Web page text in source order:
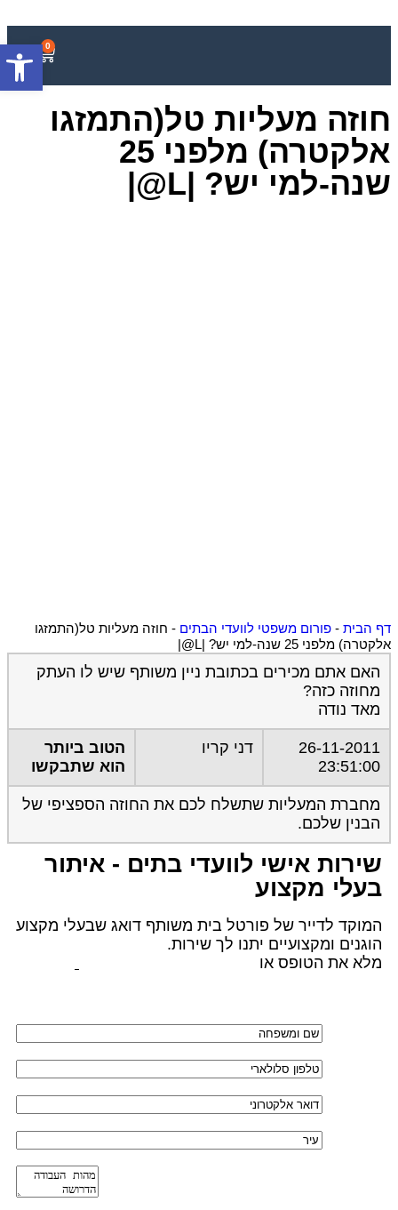
0
חוזה מעליות טל(התמזגו
אלקטרה) מלפני 25
שנה-למי יש? |L@|
דף הבית- פורום משפטי לוועדי הבתים- חוזה מעליות טל(התמזגו
אלקטרה) מלפני 25 שנה-למי יש? |L@|
האם אתם מכירים בכתובת ניין משותף שיש לו העתק
מחוזה כזה?
מאד נודה
26-11-2011
23:51:00
דני קריו
הטוב ביותר
הוא שתבקשו
מחברת המעליות שתשלח לכם את החוזה הספציפי של
הבנין שלכם.
שירות אישי לוועדי בתים - איתור
בעלי מקצוע
המוקד לדייר של פורטל בית משותף דואג שבעלי מקצוע
הוגנים ומקצועיים יתנו לך שירות.
מלא את הטופס או
פתח